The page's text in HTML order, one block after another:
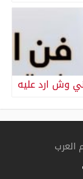
وش ارد عليه